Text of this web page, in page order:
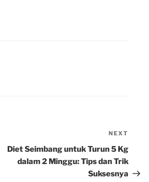
Post
NEXT
Diet Seimbang untuk Turun 5 Kg
dalam 2 Minggu: Tips dan Trik
Suksesnya